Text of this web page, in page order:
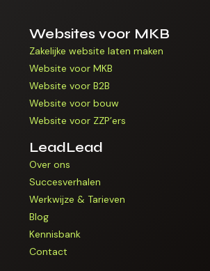
Websites voor MKB
Zakelijke website laten maken
Website voor MKB
Website voor B2B
Website voor bouw
Website voor ZZP’ers
LeadLead
Over ons
Succesverhalen
Werkwijze & Tarieven
Blog
Kennisbank
Contact